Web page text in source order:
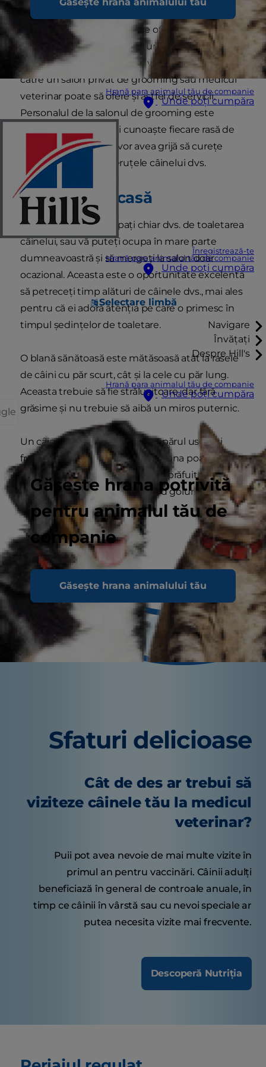
Hrană para animalul tău de companie
Unde poți cumpăra
Înregistrează-te
Hrană para animalul tău de companie
Unde poți cumpăra
Selectare limbă
Navigare
Învățați
Despre Hill's
Hrană para animalul tău de companie
Unde poți cumpăra
Găsește hrana potrivită
pentru animalul tău de
companie
Găsește hrana animalului tău
Puteți găsi multe locuri care oferă o varietate de
servicii de grooming la prețuri accesibile.
Magazinul de animale local vă poate îndruma
către un salon privat de grooming sau medicul
veterinar poate să ofere și astfel de servicii.
Personalul de la salonul de grooming este
instruit, profesionist și cunoaște fiecare rasă de
câine. De asemenea, vor avea grijă să curețe
urechile și să taie gheruțele câinelui dvs.
Toaletarea acasă
Puteți opta să vă ocupați chiar dvs. de toaletarea
câinelui, sau vă puteți ocupa în mare parte
dumneavoastră și să mergeți la salon doar
ocazional. Aceasta este o oportunitate excelentă
să petreceți timp alături de câinele dvs., mai ales
pentru că ei adoră atenția pe care o primesc în
timpul ședințelor de toaletare.
O blană sănătoasă este mătăsoasă atât la rasele
de câini cu păr scurt, cât și la cele cu păr lung.
Aceasta trebuie să fie strălucitoare, dar fără
grăsime și nu trebuie să aibă un miros puternic.
Un câine cu blana afectată are părul uscat și
fragil și prezintă căderi de păr. Blana poate fi
grasă sau poate avea un aspect prăfuit. Alte
semne ale blănii afectate includ goluri de păr
sau miros înțepător de ulei.
Sfaturi delicioase
Cât de des ar trebui să
viziteze câinele tău la medicul
veterinar?
Puii pot avea nevoie de mai multe vizite în
primul an pentru vaccinări. Câinii adulți
beneficiază în general de controale anuale, în
timp ce câinii în vârstă sau cu nevoi speciale ar
putea necesita vizite mai frecvente.
Descoperă Nutriția